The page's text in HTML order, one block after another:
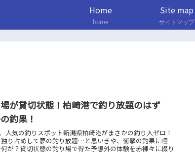
Home
home
Site map
サイトマップ
が貸切状態！柏崎港で釣り放題のはず
釣果！
人気の釣りスポット新潟県柏崎港がまさかの釣り人ゼロ！
り占めして夢の釣り放題…と思いきや、衝撃の釣果に唖
が？貸切状態の釣り場で得た予想外の体験を赤裸々に綴り